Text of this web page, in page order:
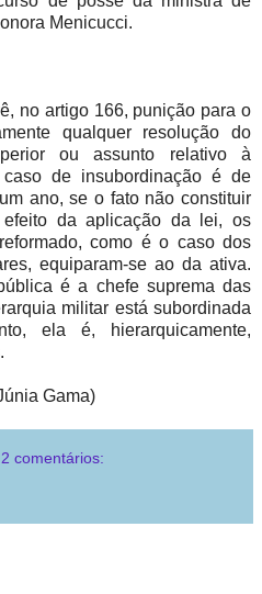
Menicucci.
no artigo 166, punição para o
qualquer resolução do
ou assunto relativo à
de insubordinação é de
ano, se o fato não constituir
da aplicação da lei, os
como é o caso dos
equiparam-se ao da ativa.
é a chefe suprema das
militar está subordinada
ela é, hierarquicamente,
Gama)
2 comentários: